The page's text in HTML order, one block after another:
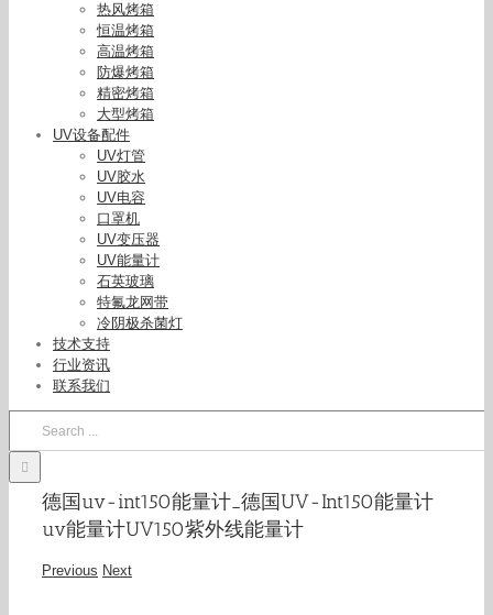
热风烤箱
恒温烤箱
高温烤箱
防爆烤箱
精密烤箱
大型烤箱
UV设备配件
UV灯管
UV胶水
UV电容
口罩机
UV变压器
UV能量计
石英玻璃
特氟龙网带
冷阴极杀菌灯
技术支持
行业资讯
联系我们
德国uv-int150能量计_德国UV-Int150能量计
uv能量计UV150紫外线能量计
Previous Next